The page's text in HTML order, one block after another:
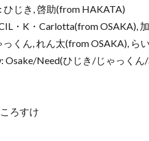
ひじき, 啓助(from HAKATA)
・K・Carlotta(from OSAKA),
くん, れん太(from OSAKA), ら
Osake/Need(ひじき/じゃっく
ろすけ